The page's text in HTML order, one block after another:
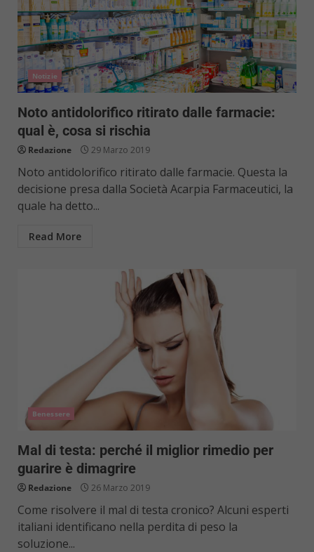
Notizie
Noto antidolorifico ritirato dalle farmacie:
qual è, cosa si rischia
Redazione 29 Marzo 2019
Noto antidolorifico ritirato dalle farmacie. Questa la
decisione presa dalla Società Acarpia Farmaceutici, la
quale ha detto...
Read More
Benessere
Mal di testa: perché il miglior rimedio per
guarire è dimagrire
Redazione 26 Marzo 2019
Come risolvere il mal di testa cronico? Alcuni esperti
italiani identificano nella perdita di peso la
soluzione...